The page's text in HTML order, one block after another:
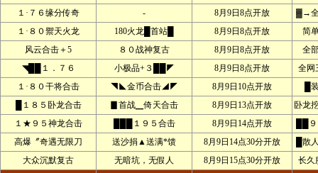
１·７６缘分传奇
- 8月9日8点开放
▓→
１·８０禦天火龙
180火龙█首站█ 8月9日8点开放
简
风云合击＋5
８０战神复古 8月9日8点开放
全
◥██１．７６
小极品+３██◤ 8月9日8点开放
全网
１·８０干将合击
◥◣金币合击◢◤ 8月9日10点开放
█
█１８５卧龙合击
▊首战▁倚天合击 8月9日13点开放
卧龙
１★９５神龙合击
███１９５合击 8月9日14点开放
██
高爆〞奇遇无限刀
送沙捐▲送满*馈 8月9日14点30分开放
█散
大众沉默复古
无暗坑，无假人 8月9日15点30分开放
长久